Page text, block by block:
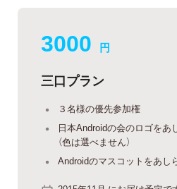
3000 円
三口プラン
３名様の優先参加権
日本Androidの会のロゴをあ
（色は選べません）
Androidのマスコットをあし